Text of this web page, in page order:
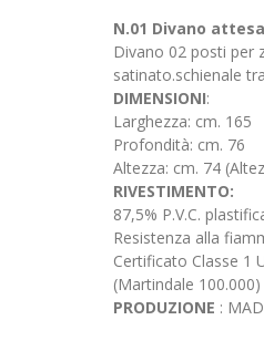
N.01 Divano attesa
Divano 02 posti per
satinato.schienale
DIMENSIONI:
Larghezza: cm. 165
Profondità: cm. 76
Altezza: cm. 74
RIVESTIMENTO:
87,5% P.V.C.
Resistenza alla
Certificato Classe 1
(Martindale 100.000)
PRODUZIONE :